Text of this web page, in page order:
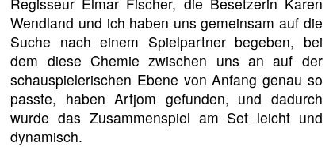
Wendland und ich haben uns gemeinsam auf die
Suche nach einem Spielpartner begeben, bei
dem diese Chemie zwischen uns an auf der
schauspielerischen Ebene von Anfang genau so
passte, haben Artjom gefunden, und dadurch
wurde das Zusammenspiel am Set leicht und
dynamisch.